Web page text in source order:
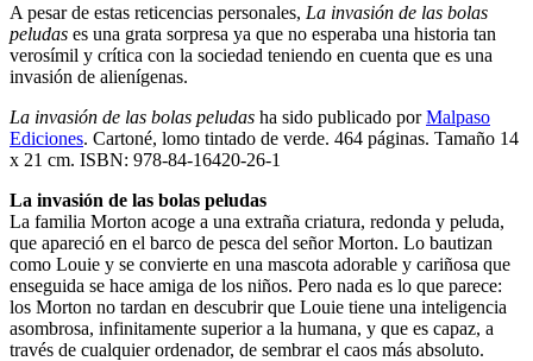
A pesar de estas reticencias personales, La invasión de las bolas
peludas es una grata sorpresa ya que no esperaba una historia tan
verosímil y crítica con la sociedad teniendo en cuenta que es una
invasión de alienígenas.
La invasión de las bolas peludas ha sido publicado porMalpaso
Ediciones. Cartoné, lomo tintado de verde. 464 páginas. Tamaño 14
x 21 cm. ISBN: 978-84-16420-26-1
La invasión de las bolas peludas
La familia Morton acoge a una extraña criatura, redonda y peluda,
que apareció en el barco de pesca del señor Morton. Lo bautizan
como Louie y se convierte en una mascota adorable y cariñosa que
enseguida se hace amiga de los niños. Pero nada es lo que parece:
los Morton no tardan en descubrir que Louie tiene una inteligencia
asombrosa, infinitamente superior a la humana, y que es capaz, a
través de cualquier ordenador, de sembrar el caos más absoluto.